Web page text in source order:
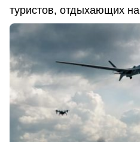
туристов, отдыхающих